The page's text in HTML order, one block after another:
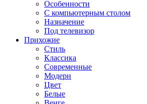
Особенности
С компьютерным столом
Назначение
Под телевизор
Прихожие
Стиль
Классика
Современные
Модерн
Цвет
Белые